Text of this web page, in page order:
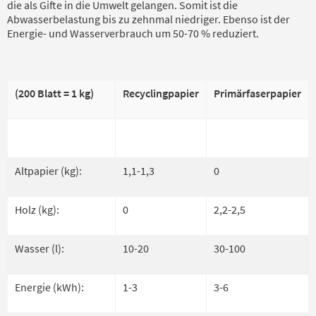
die als Gifte in die Umwelt gelangen. Somit ist die
Abwasserbelastung bis zu zehnmal niedriger. Ebenso ist der
Energie- und Wasserverbrauch um 50-70 % reduziert.
(200 Blatt = 1 kg) Recyclingpapier Primärfaserpapier
Altpapier (kg): 1,1-1,3 0
Holz (kg): 0 2,2-2,5
Wasser (l): 10-20 30-100
Energie (kWh): 1-3 3-6